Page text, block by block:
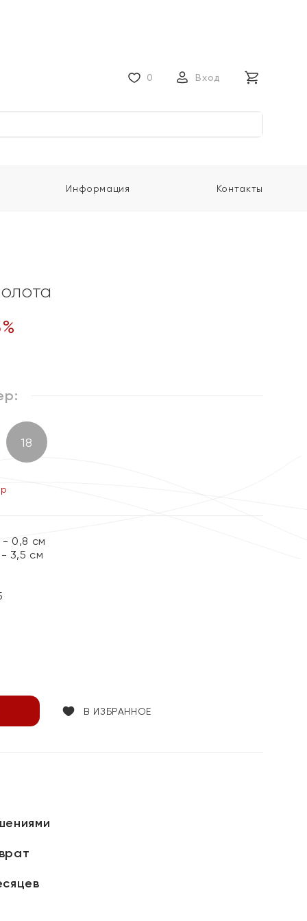
0 Вход
Информация Контакты
%
18
0,8 см
3,5 см
В ИЗБРАННОЕ